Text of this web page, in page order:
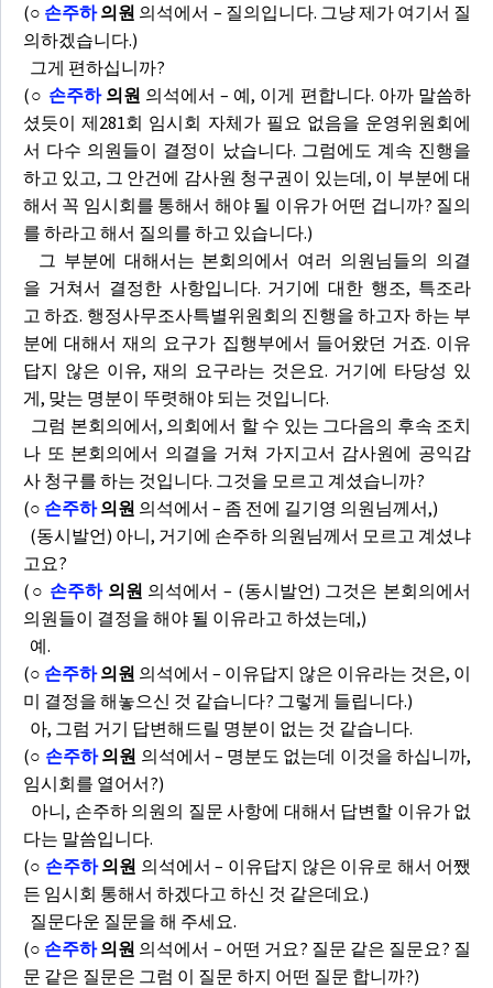
(○ 손주하의원 의석에서 – 질의입니다. 그냥 제가 여기서 질
의하겠습니다.)
그게 편하십니까?
(○ 손주하의원 의석에서 – 예, 이게 편합니다. 아까 말씀하
셨듯이 제281회 임시회 자체가 필요 없음을 운영위원회에
서 다수 의원들이 결정이 났습니다. 그럼에도 계속 진행을
하고 있고, 그 안건에 감사원 청구권이 있는데, 이 부분에 대
해서 꼭 임시회를 통해서 해야 될 이유가 어떤 겁니까? 질의
를 하라고 해서 질의를 하고 있습니다.)
그 부분에 대해서는 본회의에서 여러 의원님들의 의결
을 거쳐서 결정한 사항입니다. 거기에 대한 행조, 특조라
고 하죠. 행정사무조사특별위원회의 진행을 하고자 하는 부
분에 대해서 재의 요구가 집행부에서 들어왔던 거죠. 이유
답지 않은 이유, 재의 요구라는 것은요. 거기에 타당성 있
게, 맞는 명분이 뚜렷해야 되는 것입니다.
그럼 본회의에서, 의회에서 할 수 있는 그다음의 후속 조치
나 또 본회의에서 의결을 거쳐 가지고서 감사원에 공익감
사 청구를 하는 것입니다. 그것을 모르고 계셨습니까?
(○ 손주하의원 의석에서 – 좀 전에 길기영 의원님께서,)
(동시발언) 아니, 거기에 손주하 의원님께서 모르고 계셨냐
고요?
( ○ 손주하의원 의석에서 – (동시발언) 그것은 본회의에서
의원들이 결정을 해야 될 이유라고 하셨는데,)
예.
(○ 손주하의원 의석에서 – 이유답지 않은 이유라는 것은, 이
미 결정을 해놓으신 것 같습니다? 그렇게 들립니다.)
아, 그럼 거기 답변해드릴 명분이 없는 것 같습니다.
(○ 손주하의원 의석에서 – 명분도 없는데 이것을 하십니까,
임시회를 열어서?)
아니, 손주하 의원의 질문 사항에 대해서 답변할 이유가 없
다는 말씀입니다.
(○ 손주하의원 의석에서 – 이유답지 않은 이유로 해서 어쨌
든 임시회 통해서 하겠다고 하신 것 같은데요.)
질문다운 질문을 해 주세요.
(○ 손주하의원 의석에서 – 어떤 거요? 질문 같은 질문요? 질
문 같은 질문은 그럼 이 질문 하지 어떤 질문 합니까?)